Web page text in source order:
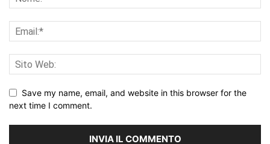
Save my name, email, and website in this browser for the
next time I comment.